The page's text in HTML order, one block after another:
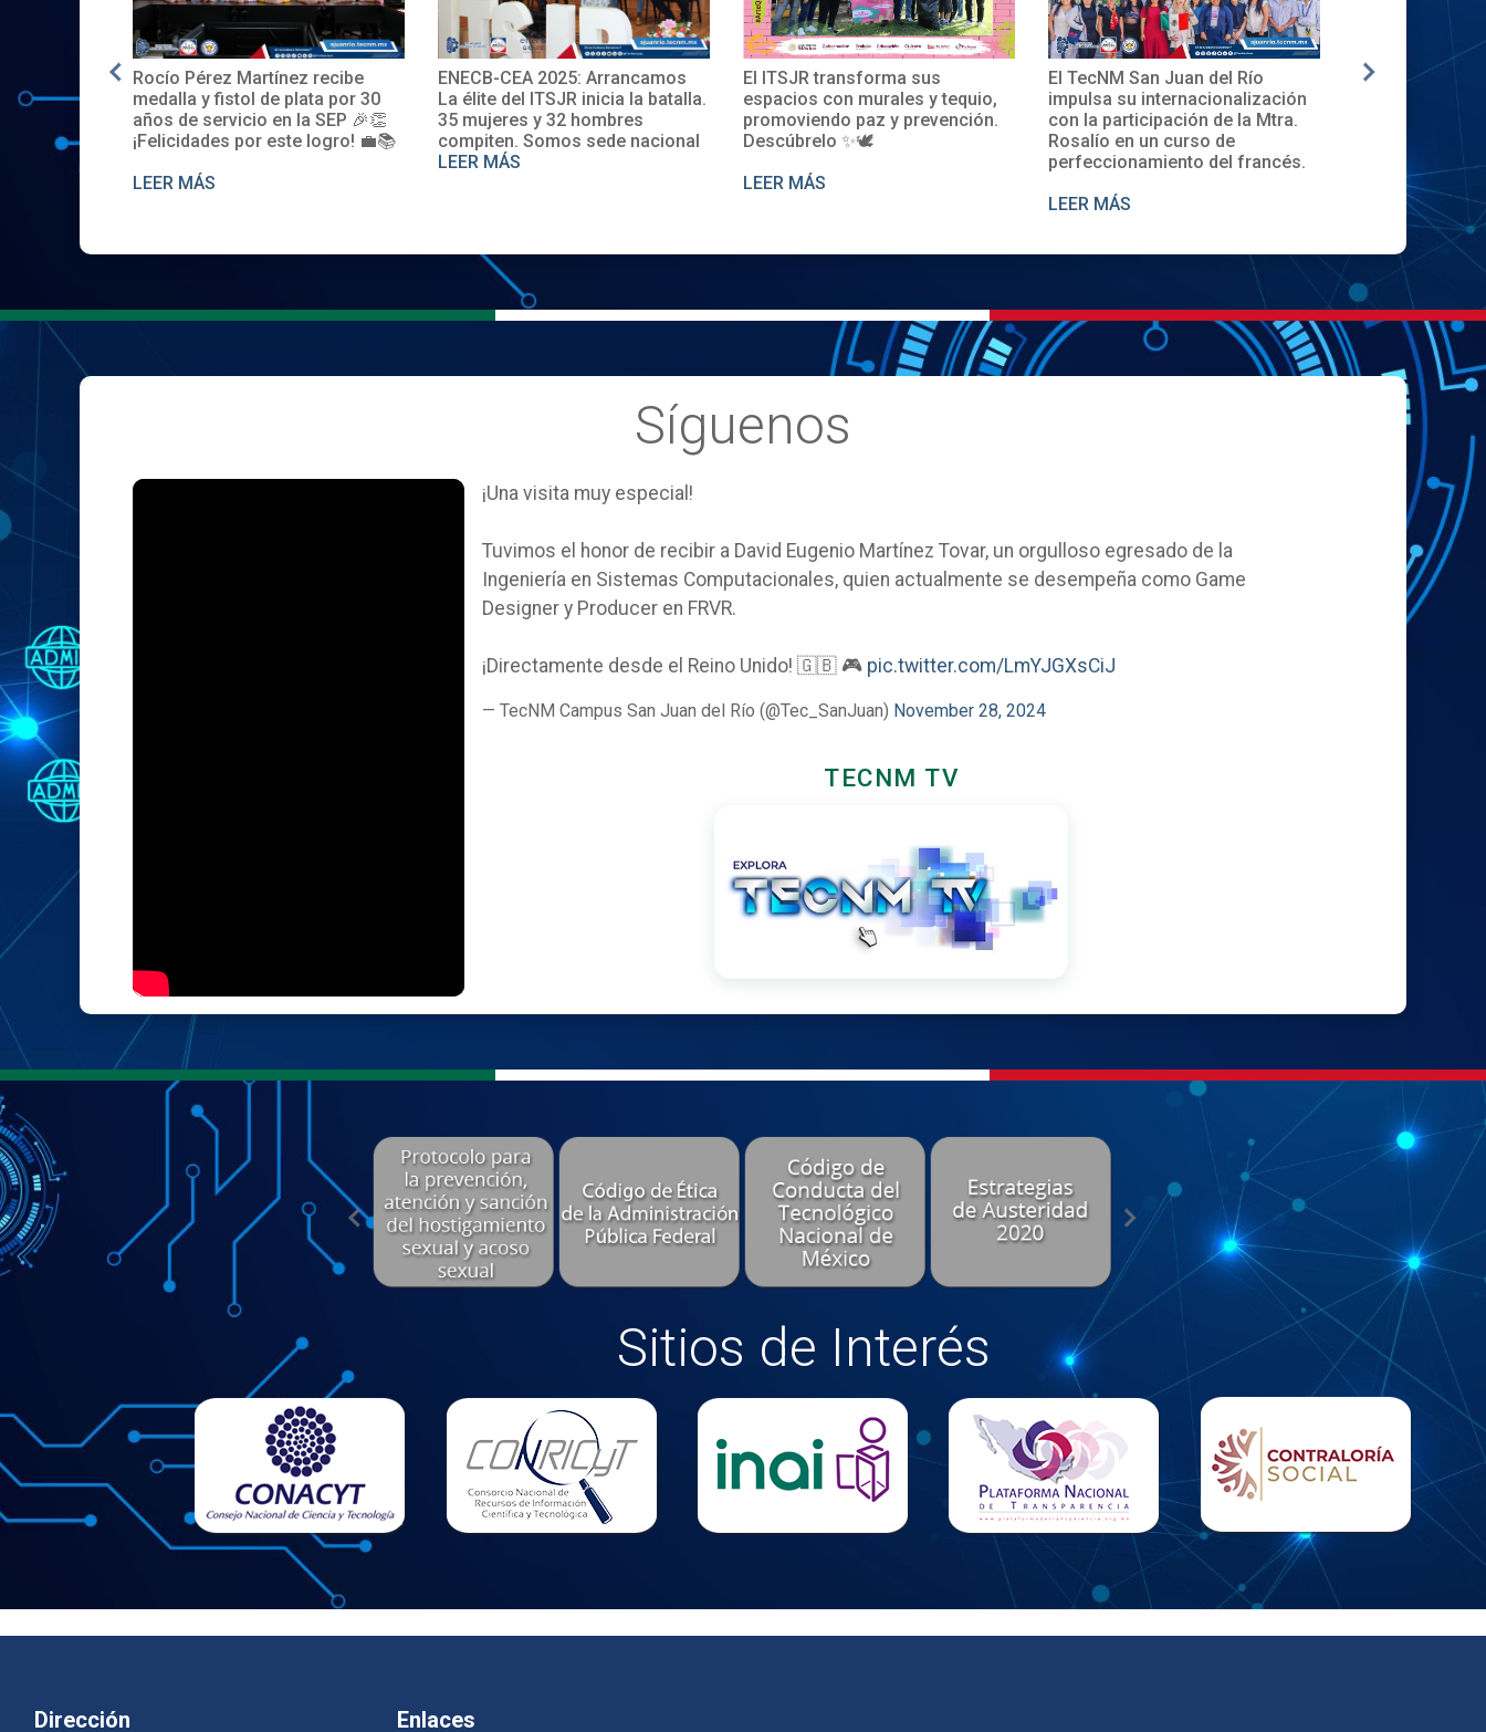
EE.UU.
Rocío Pérez Martínez recibe
medalla y fistol de plata por 30
años de servicio en la SEP 🎉👏
¡Felicidades por este logro! 💼📚
LEER MÁS
ENECB-CEA 2025: Arrancamos
La élite del ITSJR inicia la batalla.
35 mujeres y 32 hombres
compiten. Somos sede nacional
LEER MÁS
El ITSJR transforma sus
espacios con murales y tequio,
promoviendo paz y prevención.
Descúbrelo ✨🕊
LEER MÁS
El TecNM San Juan del Río
impulsa su internacionalización
con la participación de la Mtra.
Rosalío en un curso de
perfeccionamiento del francés.
LEER MÁS
✨🎓Toma de
Síguenos
¡Una visita muy especial!
Tuvimos el honor de recibir a David Eugenio Martínez Tovar, un orgulloso egresado de la
Ingeniería en Sistemas Computacionales, quien actualmente se desempeña como Game
Designer y Producer en FRVR.
¡Directamente desde el Reino Unido! 🇬🇧 🎮 pic.twitter.com/LmYJGXsCiJ
— TecNM Campus San Juan del Río (@Tec_SanJuan) November 28, 2024
TECNM TV
Sitios de Interés
Dirección Enlaces